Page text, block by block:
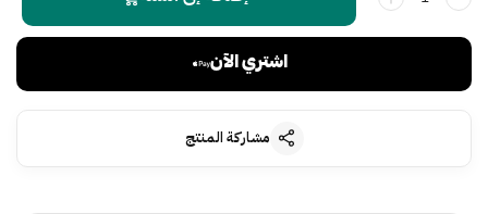
اشتري الآن
مشاركة المنتج